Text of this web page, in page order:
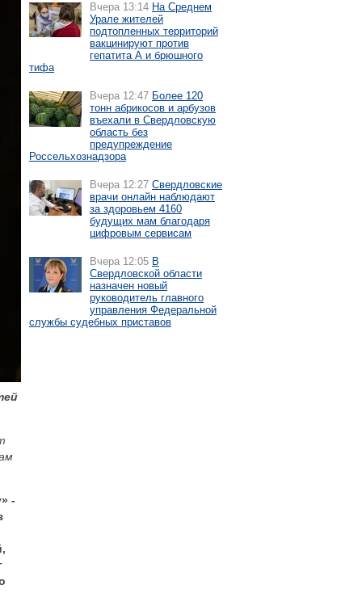
-
Вчера 13:14 На Среднем
Урале жителей
подтопленных территорий
вакцинируют против
гепатита А и брюшного
тифа
Вчера 12:47 Более 120
тонн абрикосов и арбузов
въехали в Свердловскую
область без
предупреждение
Россельхознадзора
Вчера 12:27 Свердловские
врачи онлайн наблюдают
за здоровьем 4160
будущих мам благодаря
цифровым сервисам
Вчера 12:05 В
Свердловской области
назначен новый
руководитель главного
управления Федеральной
службы судебных приставов